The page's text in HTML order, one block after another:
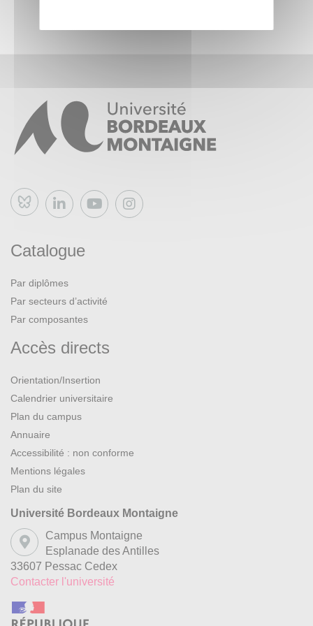
La seconde partie de cette formation sera facultative et
Il sera nécessaire d’avoir assisté à la séance 1 pour
participer à la séance 2.
Bluesky
Catalogue
Par diplômes
Par secteurs d’activité
Par composantes
Accès directs
Orientation/Insertion
Calendrier universitaire
Plan du campus
Annuaire
Accessibilité : non conforme
Mentions légales
Plan du site
Université Bordeaux Montaigne
Campus Montaigne
Esplanade des Antilles
33607 Pessac Cedex
Contacter l'université